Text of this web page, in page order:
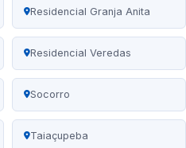
Residencial Granja Anita
Residencial Veredas
Socorro
Taiaçupeba